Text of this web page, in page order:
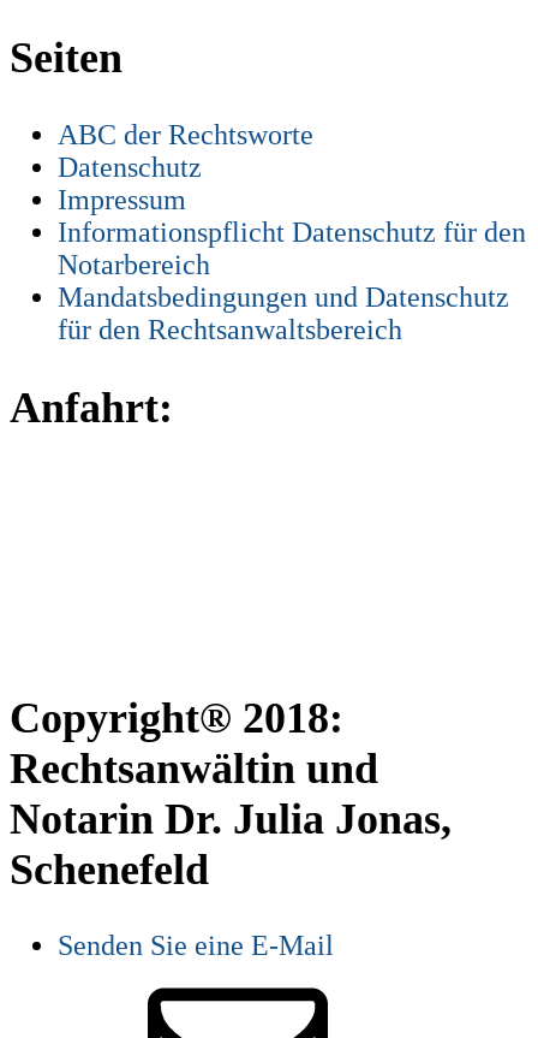
Seiten
ABC der Rechtsworte
Datenschutz
Impressum
Informationspflicht Datenschutz für den
Notarbereich
Mandatsbedingungen und Datenschutz
für den Rechtsanwaltsbereich
Anfahrt:
Copyright® 2018:
Rechtsanwältin und
Notarin Dr. Julia Jonas,
Schenefeld
Senden Sie eine E-Mail